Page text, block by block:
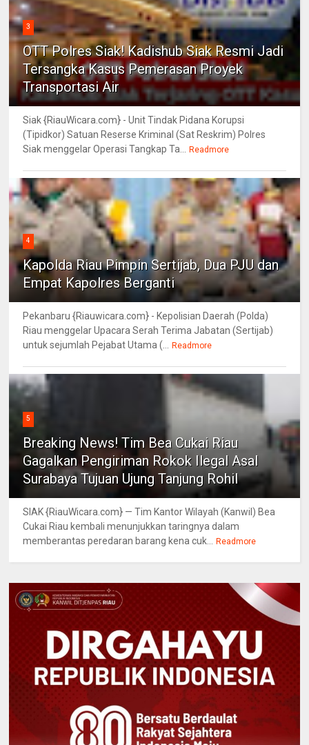
3
OTT Polres Siak! Kadishub Siak Resmi Jadi
Tersangka Kasus Pemerasan Proyek
Transportasi Air
Siak {RiauWicara.com} - Unit Tindak Pidana Korupsi
(Tipidkor) Satuan Reserse Kriminal (Sat Reskrim) Polres
Siak menggelar Operasi Tangkap Ta...
Readmore
4
Kapolda Riau Pimpin Sertijab, Dua PJU dan
Empat Kapolres Berganti
Pekanbaru {Riauwicara.com} - Kepolisian Daerah (Polda)
Riau menggelar Upacara Serah Terima Jabatan (Sertijab)
untuk sejumlah Pejabat Utama (...
Readmore
5
Breaking News! Tim Bea Cukai Riau
Gagalkan Pengiriman Rokok Ilegal Asal
Surabaya Tujuan Ujung Tanjung Rohil
SIAK {RiauWicara.com} — Tim Kantor Wilayah (Kanwil) Bea
Cukai Riau kembali menunjukkan taringnya dalam
memberantas peredaran barang kena cuk...
Readmore